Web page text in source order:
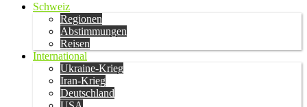
Schweiz
Regionen
Abstimmungen
Reisen
International
Ukraine-Krieg
Iran-Krieg
Deutschland